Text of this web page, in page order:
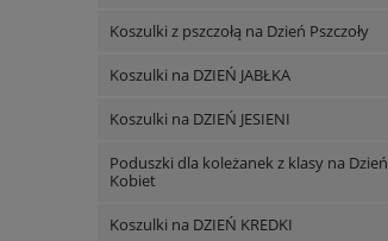
Koszulki z pszczołą na Dzień Pszczoły
Koszulki na DZIEŃ JABŁKA
Koszulki na DZIEŃ JESIENI
Poduszki dla koleżanek z klasy na Dzień
Kobiet
Koszulki na DZIEŃ KREDKI